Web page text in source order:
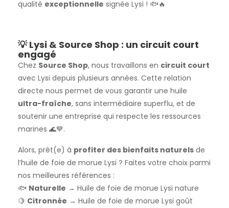
qualité exceptionnelle signée Lysi ! 🐟🔥
💡 Lysi & Source Shop : un circuit court
engagé
Chez Source Shop, nous travaillons en circuit court
avec Lysi depuis plusieurs années. Cette relation
directe nous permet de vous garantir une huile
ultra-fraîche, sans intermédiaire superflu, et de
soutenir une entreprise qui respecte les ressources
marines 🌊💙.
Alors, prêt(e) à profiter des bienfaits naturels de
l’huile de foie de morue Lysi ? Faites votre choix parmi
nos meilleures références :
🐟 Naturelle → Huile de foie de morue Lysi nature
🍋 Citronnée → Huile de foie de morue Lysi goût